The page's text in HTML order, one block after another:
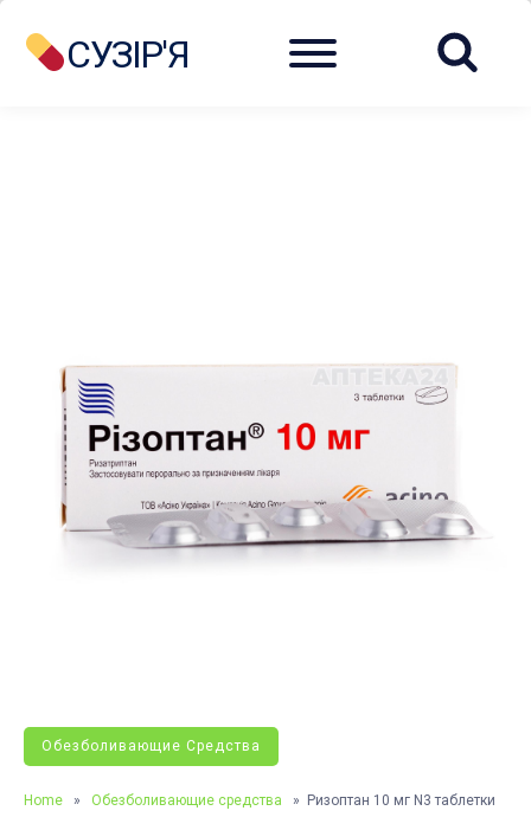
СУЗІР'Я Menu
Обезболивающие Средства
Home » Обезболивающие средства » Ризоптан 10 мг N3 таблетки